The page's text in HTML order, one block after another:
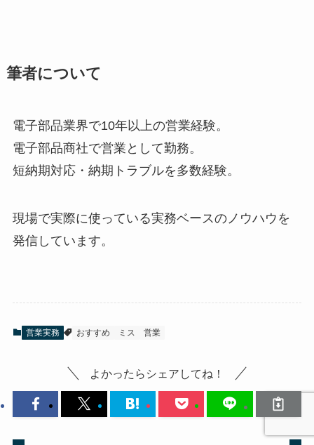
筆者について
電子部品業界で10年以上の営業経験。
電子部品商社で営業として勤務。
短納期対応・納期トラブルを多数経験。
現場で実際に使っている実務ベースのノウハウを
発信しています。
営業実務 おすすめ ミス 営業
よかったらシェアしてね！